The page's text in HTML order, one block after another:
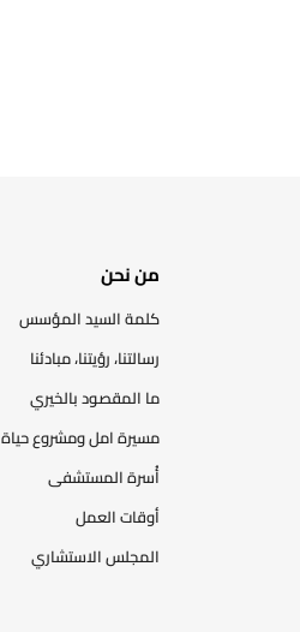
من نحن
كلمة السيد المؤسس
رسالتنا، رؤيتنا، مبادئنا
ما المقصود بالخيري
مسيرة امل ومشروع حياة
أُسرة المستشفى
أوقات العمل
المجلس الاستشاري